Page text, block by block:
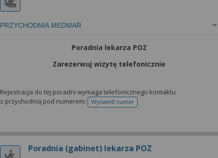
PRZYCHODNIA MEDMAR
Poradnia lekarza POZ
Zarezerwuj wizytę telefonicznie
Rejestracja do tej poradni wymaga telefonicznego kontaktu
z przychodnią pod numerem:
Wyświetl numertelefonu do rejestracji
Poradnia (gabinet) lekarza POZ